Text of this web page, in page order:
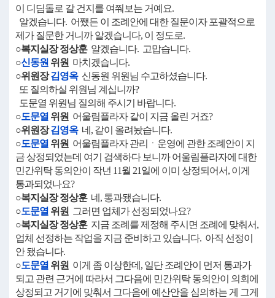
이 디딤돌로 갈 건지를 여쭤보는 거예요.
알겠습니다. 어쨌든 이 조례안에 대한 질문이자 포괄적으로
제가 질문한 거니까 알겠습니다, 이 정도로.
○복지실장 정상훈알겠습니다. 고맙습니다.
○신동원 위원 마치겠습니다.
○위원장김영옥신동원 위원님 수고하셨습니다.
또 질의하실 위원님 계십니까?
도문열 위원님 질의해 주시기 바랍니다.
○도문열 위원 어울림플라자 같이 지금 올린 거죠?
○위원장김영옥네, 같이 올려놨습니다.
○도문열 위원 어울림플라자 관리ㆍ운영에 관한 조례안이 지
금 상정되었는데 여기 검색하다 보니까 어울림플라자에 대한
민간위탁 동의안이 작년 11월 21일에 이미 상정되어서, 이게
통과되었나요?
○복지실장 정상훈네, 통과됐습니다.
○도문열 위원 그러면 업체가 선정되었나요?
○복지실장 정상훈지금 조례를 제정해 주시면 조례에 맞춰서,
업체 선정하는 작업을 지금 준비하고 있습니다. 아직 선정이
안 됐습니다.
○도문열 위원 이게 좀 이상한데, 일단 조례안이 먼저 통과가
되고 관련 근거에 따라서 그다음에 민간위탁 동의안이 의회에
상정되고 거기에 맞춰서 그다음에 예산안을 심의하는 게 그게